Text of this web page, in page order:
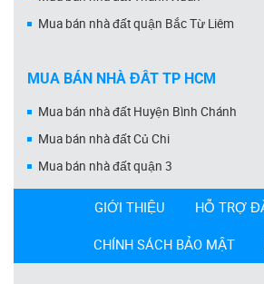
Mua bán nhà đất quận Bắc Từ Liêm
MUA BÁN NHÀ ĐẤT TP HCM
Mua bán nhà đất Huyện Bình Chánh
Mua bán nhà đất Củ Chi
Mua bán nhà đất quận 3
GIỚI THIỆU HỖ TRỢ
CHÍNH SÁCH BẢO MẬT